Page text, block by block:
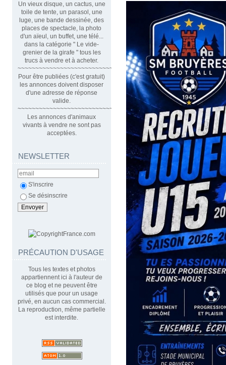
Un vieux disque, un cactus, une
toile de tente, un parasol, une
luge, une bande dessinée, des
places de spectacle, la photo
d'un aïeul, un buffet, une télé...
dans la catégorie " Le vide-
grenier de la girafe " tous les
trucs à vendre et à acheter.
~~~~~~~~~~~~~~~~~~~~~~~~~~~~~~
Pour être publiées (c'est gratuit)
les annonces doivent disposer
d'une adresse de réponse
valide.
~~~~~~~~~~~~~~~~~~~~~~~~~~~~~~~~
Les annonces d'animaux
vivants à vendre ne sont pas
acceptées.
NEWSLETTER
S'inscrire
Se désinscrire
PRÉCAUTION D'USAGE
Tous les textes et photos
appartiennent ici à l'auteur de
ce blog et ne peuvent être
utilisés que pour un usage
privé, en aucun cas commercial.
La reproduction, même partielle
est interdite.